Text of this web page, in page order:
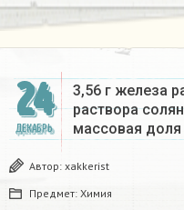
24
ДЕКАБРЬ
3,56 г железа
раствора
массовая
Автор: xakkerist
Предмет: Химия